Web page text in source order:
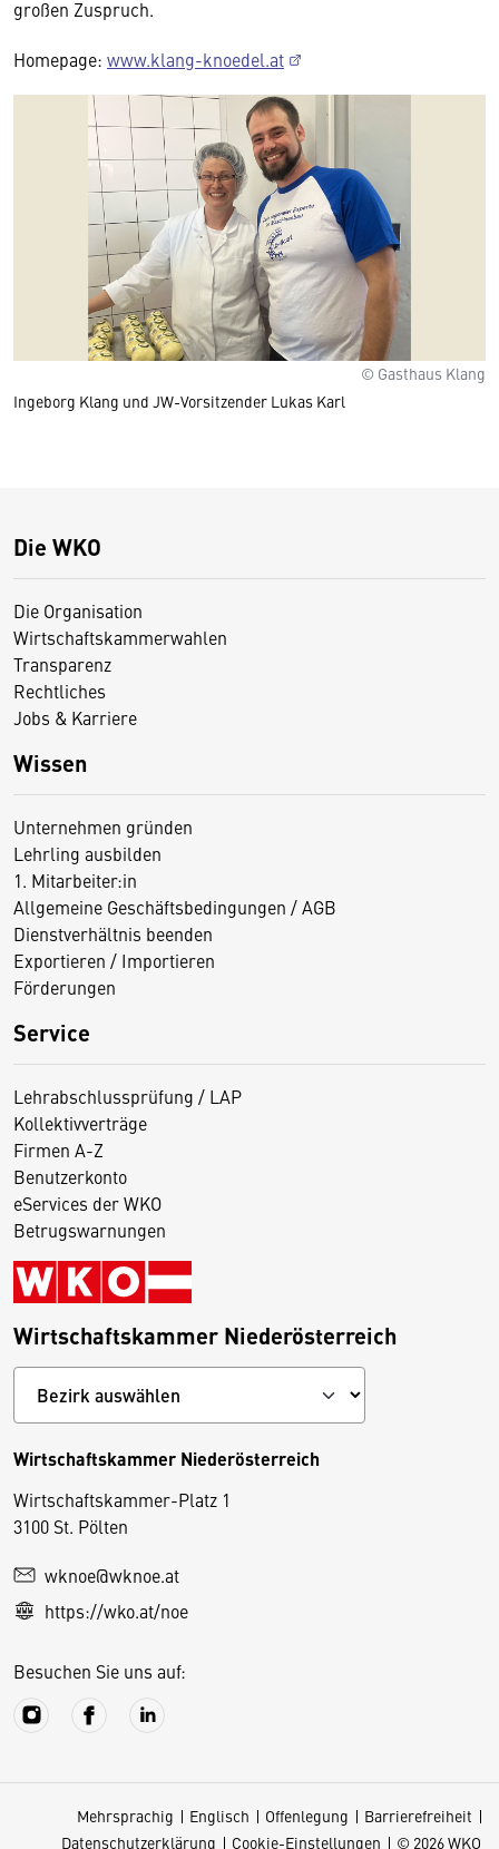
großen Zuspruch.
Homepage: www.klang-knoedel.at
© Gasthaus Klang
Ingeborg Klang und JW-Vorsitzender Lukas Karl
Die WKO
Die Organisation
Wirtschaftskammerwahlen
Transparenz
Rechtliches
Jobs & Karriere
Wissen
Unternehmen gründen
Lehrling ausbilden
1. Mitarbeiter:in
Allgemeine Geschäftsbedingungen / AGB
Dienstverhältnis beenden
Exportieren / Importieren
Förderungen
Service
Lehrabschlussprüfung / LAP
Kollektivverträge
Firmen A-Z
Benutzerkonto
eServices der WKO
Betrugswarnungen
Wirtschaftskammer Niederösterreich
Wirtschaftskammer Niederösterreich
Wirtschaftskammer-Platz 1
3100 St. Pölten
wknoe@wknoe.at
https://wko.at/noe
Besuchen Sie uns auf:
Mehrsprachig Englisch Offenlegung
Barrierefreiheit
Datenschutzerklärung
Cookie-Einstellungen © 2026 WKO
D
e
s
S
e